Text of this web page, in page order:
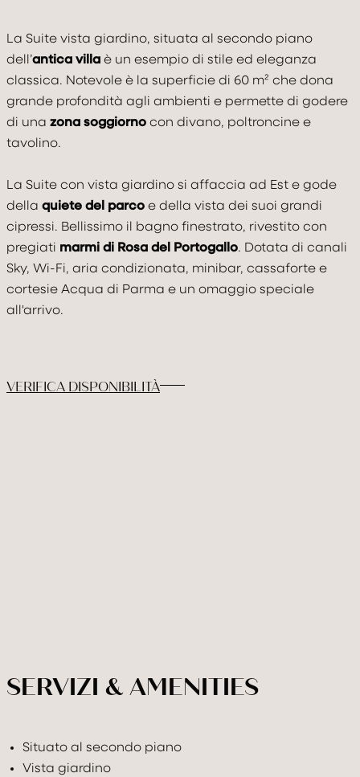
VILLA
CAMERE & SUITE
TASTE & DRINK
RELAX
CELEBRATE
MOVE
DISCOVER &
La Suite vista giardino, situata al secondo piano
dell’antica villa è un esempio di stile ed eleganza
classica. Notevole è la superficie di 60 m² che dona
grande profondità agli ambienti e permette di godere
di una zona soggiorno con divano, poltroncine e
tavolino.
La Suite con vista giardino si affaccia ad Est e gode
della quiete del parco e della vista dei suoi grandi
cipressi. Bellissimo il bagno finestrato, rivestito con
pregiati marmi di Rosa del Portogallo. Dotata di canali
Sky, Wi-Fi, aria condizionata, minibar, cassaforte e
cortesie Acqua di Parma e un omaggio speciale
all'arrivo.
VERIFICA DISPONIBILITÀ
SERVIZI & AMENITIES
Situato al secondo piano
Vista giardino